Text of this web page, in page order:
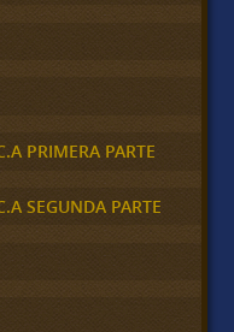
PRIMERA PARTE
SEGUNDA PARTE